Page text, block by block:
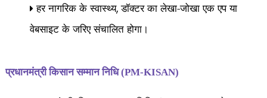
हर नागरिक के स्वास्थ्य,डॉक्टर का लेखा-जोखा एक एप या
वेबसाइट के जरिए संचालित होगा।
प्रधानमंत्री किसान सम्मान निधि (PM-KISAN)